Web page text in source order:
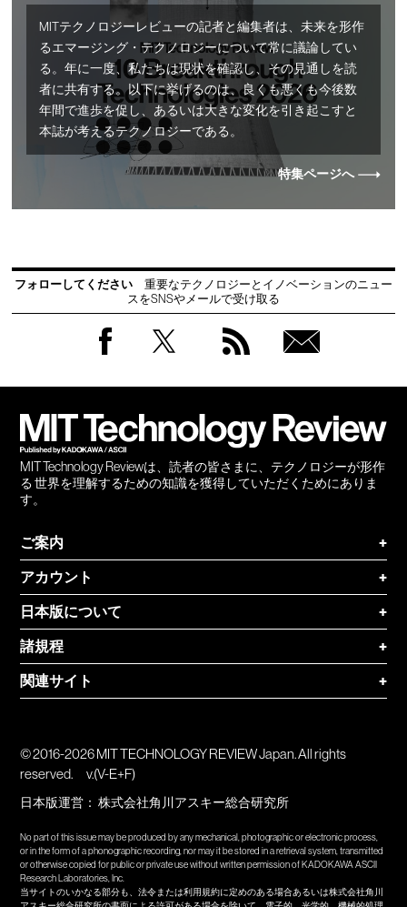
MITテクノロジーレビューの記者と編集者は、未来を形作
るエマージング・テクノロジーについて常に議論してい
る。年に一度、私たちは現状を確認し、その見通しを読
者に共有する。以下に挙げるのは、良くも悪くも今後数
年間で進歩を促し、あるいは大きな変化を引き起こすと
本誌が考えるテクノロジーである。
特集ページへ
フォローしてください
重要なテクノロジーとイノベーションのニュー
スをSNSやメールで受け取る
MIT Technology Reviewは、読者の皆さまに、テクノロジーが形作
る 世界を理解するための知識を獲得していただくためにありま
す。
ご案内
+
アカウント
+
日本版について
+
諸規程
+
関連サイト
+
© 2016-2026 MIT TECHNOLOGY REVIEW Japan. All rights
reserved.
v.(V-E+F)
日本版運営：株式会社角川アスキー総合研究所
No part of this issue may be produced by any mechanical, photographic or electronic process,
or in the form of a phonographic recording, nor may it be stored in a retrieval system, transmitted
or otherwise copied for public or private use without written permission of KADOKAWA ASCII
Research Laboratories, Inc.
当サイトのいかなる部分も、法令または利用規約に定めのある場合あるいは株式会社角川